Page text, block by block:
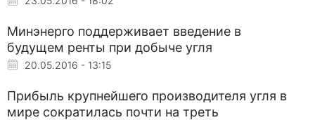
Минэнерго поддерживает введение в
будущем ренты при добыче угля
20.05.2016 - 13:15
Прибыль крупнейшего производителя угля в
мире сократилась почти на треть